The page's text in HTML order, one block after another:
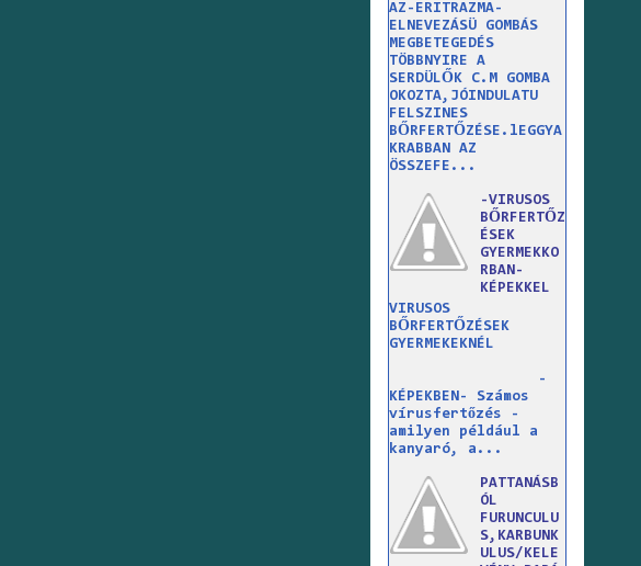
AZ-ERITRAZMA-
ELNEVEZÁSÜ GOMBÁS
MEGBETEGEDÉS
TÖBBNYIRE A
SERDÜLŐK C.M GOMBA
OKOZTA,JÓINDULATU
FELSZINES
BŐRFERTŐZÉSE.lEGGYA
KRABBAN AZ
ÖSSZEFE...
-VIRUSOS
BŐRFERTŐZ
ÉSEK
GYERMEKKO
RBAN-
KÉPEKKEL
VIRUSOS
BŐRFERTŐZÉSEK
GYERMEKEKNÉL
-
KÉPEKBEN- Számos
vírusfertőzés -
amilyen például a
kanyaró, a...
PATTANÁSB
ÓL
FURUNCULU
S,KARBUNK
ULUS/KELE